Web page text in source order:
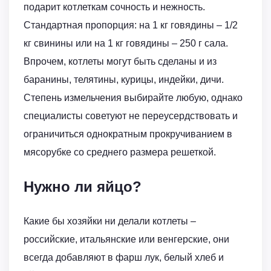
подарит котлеткам сочность и нежность.
Стандартная пропорция: на 1 кг говядины – 1/2
кг свинины или на 1 кг говядины – 250 г сала.
Впрочем, котлеты могут быть сделаны и из
баранины, телятины, курицы, индейки, дичи.
Степень измельчения выбирайте любую, однако
специалисты советуют не переусердствовать и
ограничиться однократным прокручиванием в
мясорубке со среднего размера решеткой.
Нужно ли яйцо?
Какие бы хозяйки ни делали котлеты –
российские, итальянские или венгерские, они
всегда добавляют в фарш лук, белый хлеб и